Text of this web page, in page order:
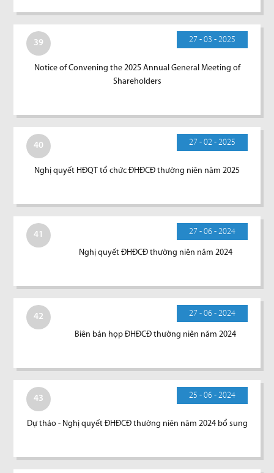
39 27 - 03 - 2025
Notice of Convening the 2025 Annual General Meeting of
Shareholders
40 27 - 02 - 2025
Nghị quyết HĐQT tổ chức ĐHĐCĐ thường niên năm 2025
41 27 - 06 - 2024
Nghị quyết ĐHĐCĐ thường niên năm 2024
42 27 - 06 - 2024
Biên bản họp ĐHĐCĐ thường niên năm 2024
43 25 - 06 - 2024
Dự thảo - Nghị quyết ĐHĐCĐ thường niên năm 2024 bổ sung